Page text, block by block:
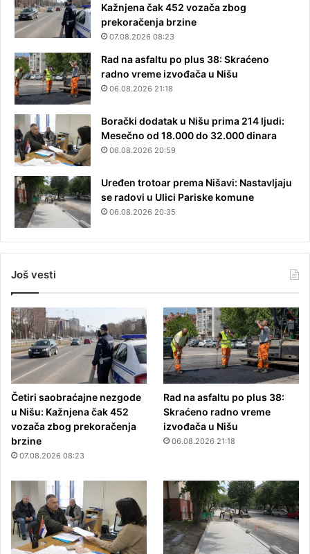
Kažnjena čak 452 vozača zbog
prekoračenja brzine
07.08.2026 08:23
Rad na asfaltu po plus 38: Skraćeno
radno vreme izvođača u Nišu
06.08.2026 21:18
Borački dodatak u Nišu prima 214 ljudi:
Mesečno od 18.000 do 32.000 dinara
06.08.2026 20:59
Uređen trotoar prema Nišavi: Nastavljaju
se radovi u Ulici Pariske komune
06.08.2026 20:35
Još vesti
Četiri saobraćajne nezgode
u Nišu: Kažnjena čak 452
vozača zbog prekoračenja
brzine
07.08.2026 08:23
Rad na asfaltu po plus 38:
Skraćeno radno vreme
izvođača u Nišu
06.08.2026 21:18